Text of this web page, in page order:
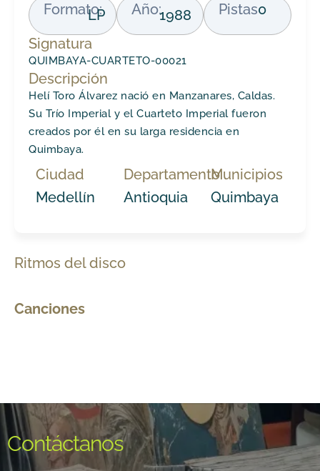
Formato:
LP Año:1988 Pistas0
Signatura
QUIMBAYA-CUARTETO-00021
Descripción
Helí Toro Álvarez nació en Manzanares, Caldas.
Su Trío Imperial y el Cuarteto Imperial fueron
creados por él en su larga residencia en
Quimbaya.
Ciudad
Medellín
Departamento
Antioquia
Municipios
Quimbaya
Ritmos del disco
Canciones
Contáctanos